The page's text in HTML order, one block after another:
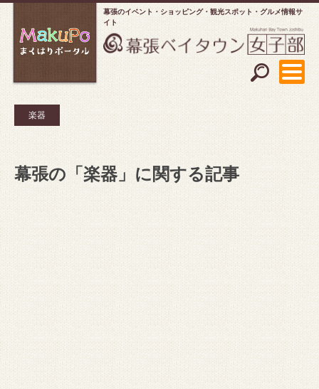
幕張のイベント・ショッピング
観光スポット・グルメ情報サ
イト
楽器
幕張の「楽器」に関する記事